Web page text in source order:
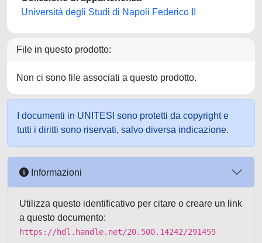
Università degli Studi di Napoli Federico II
File in questo prodotto:
Non ci sono file associati a questo prodotto.
I documenti in UNITESI sono protetti da copyright e
tutti i diritti sono riservati, salvo diversa indicazione.
Informazioni
Utilizza questo identificativo per citare o creare un link
a questo documento:
https://hdl.handle.net/20.500.14242/291455